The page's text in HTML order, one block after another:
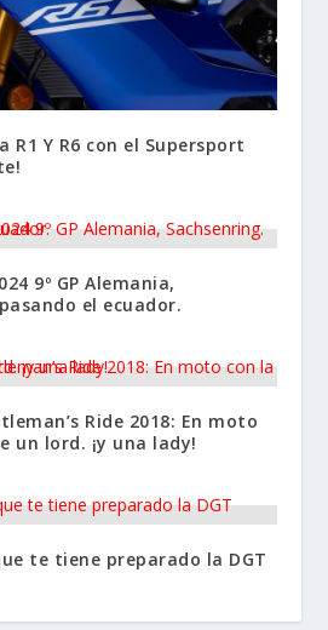
R1 Y R6 con el Supersport
9º GP Alemania,
el ecuador.
Ride 2018: En moto
un lord. ¡y una lady!
te tiene preparado la DGT